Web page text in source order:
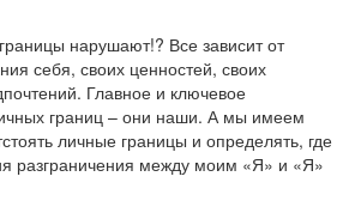
нарушают!? Все зависит от
себя, своих ценностей, своих
Главное и ключевое
границ – они наши. А мы имеем
личные границы и определять, где
разграничения между моим «Я» и «Я»